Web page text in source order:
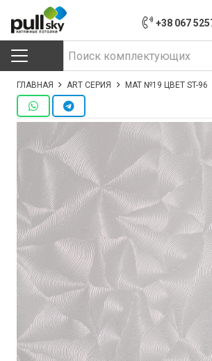
+38 067
ГЛАВНАЯ ART СЕРИЯ МАТ №19 ЦВЕТ ST-96